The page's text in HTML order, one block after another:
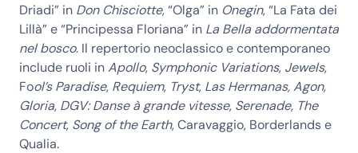
Driadi” in Don Chisciotte, “Olga” in Onegin, “La Fata dei
Lillà” e “Principessa Floriana” in La Bella addormentata
nel bosco. Il repertorio neoclassico e contemporaneo
include ruoli inApollo, Symphonic Variations, Jewels,
Fool’s Paradise, Requiem, Tryst, Las Hermanas, Agon,
Gloria, DGV: Danse à grande vitesse, Serenade, The
Concert, Song of the Earth, Caravaggio, Borderlands e
Qualia.